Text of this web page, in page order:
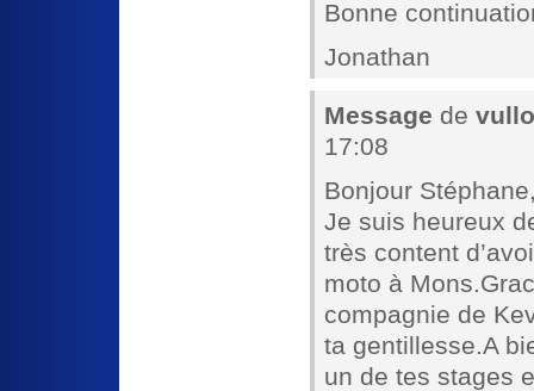
Bonne
Jonathan
Message de
17:08
Bonjour
Je suis heureux
très content
moto à
compagnie de
ta gentillesse.A
un de tes stages